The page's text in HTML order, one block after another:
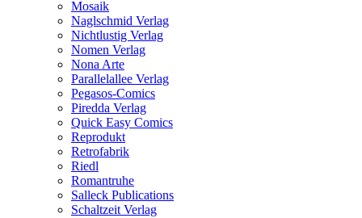
Mosaik
Naglschmid Verlag
Nichtlustig Verlag
Nomen Verlag
Nona Arte
Parallelallee Verlag
Pegasos-Comics
Piredda Verlag
Quick Easy Comics
Reprodukt
Retrofabrik
Riedl
Romantruhe
Salleck Publications
Schaltzeit Verlag